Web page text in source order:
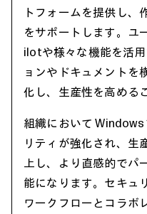
トフォームを提供し、
をサポートします。ユ
ilotや様々な機能を活
ョンやドキュメントを
化し、生産性を高める
組織において Windows
リティが強化され、生
上し、より直感的でパ
能になります。セキュ
ワークフローとコラボ